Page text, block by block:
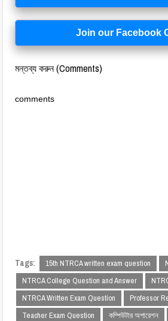
Join our Facebook
মন্তব্য করুন (Comments)
comments
Tags: 15th NTRCA written exam question
NTRCA College Question and Answer
NTRCA Written Exam Question
Professor
Teacher Exam Question
কম্পিউটার অপারেশন